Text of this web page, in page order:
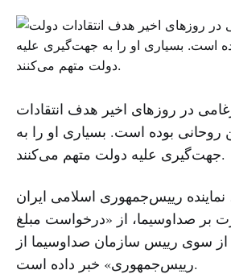
در روزهای اخیر هدف انتقادات
بوده است. بسیاری او را به
جهت‌گیری علیه دولت متهم می‌کنند.
نماینده رییس‌جمهوری اسلامی ایران
بر صداوسیما، از «درخواست مبلغ
از سوی رییس سازمان صداوسیما از
رییس‌جمهوری» خبر داده است.